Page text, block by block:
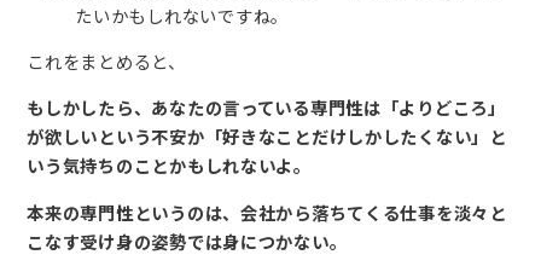
たいかもしれないですね。
これをまとめると、
もしかしたら、あなたの言っている専門性は「よりどころ」
が欲しいという不安か「好きなことだけしかしたくない」と
いう気持ちのことかもしれないよ。
本来の専門性というのは、会社から落ちてくる仕事を淡々と
こなす受け身の姿勢では身につかない。